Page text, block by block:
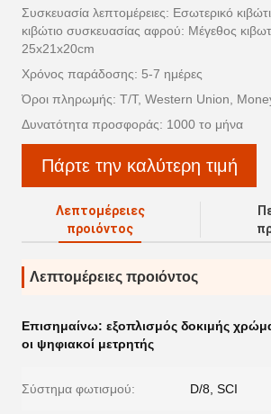
Συσκευασία λεπτομέρειες: Εσωτερικό
κιβώτιο συσκευασίας αφρού: Μέγεθος
25x21x20cm
Χρόνος παράδοσης: 5-7 ημέρες
Όροι πληρωμής: T/T, Western Union,
Δυνατότητα προσφοράς: 1000 το μήνα
Πάρτε την καλύτερη τιμή
Λεπτομέρειες
προιόντος
Λεπτομέρειες προιόντος
Επισημαίνω: εξοπλισμός δοκιμής
οι ψηφιακοί μετρητής
Σύστημα φωτισμού: D/8, SCI